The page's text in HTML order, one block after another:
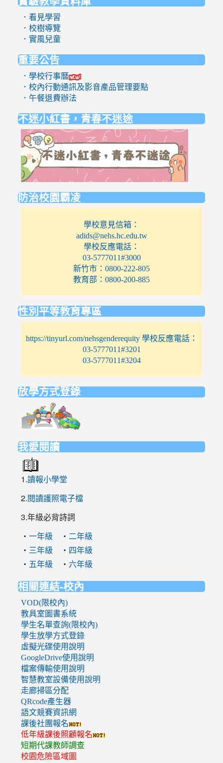
．看見學習
．校樹導覽
．實風兒童
重要公告
．學校行事曆
．校內行動通訊及影音產品管理要點
．午餐退費辦法
不迷小紅書，青春不迷途
防治校園霸凌
學校意見信箱：
adids@nehs.hc.edu.tw
學校反應電話：
03-5777011#3000
新竹市：0800-222-805
教育部：0800-200-885
性別平等教育專區
https://tinyurl.com/nehsgenderequity 學校反應電話：
03-5777011#3201
03-5777011#3204
放學方式登錄
https://elem.nehs.hc.edu.tw/traffic/
我愛閱讀
1.讀報小學堂
2.閱讀護照電子檔
3.年級必背詩詞
‧ 一年級 ‧ 二年級
‧ 三年級 ‧ 四年級
‧ 五年級 ‧ 六年級
相關連結-校內
VOD(限校內)
教具室圖書系統
學生名單查詢(限校內)
學生放學方式登錄
虛擬光碟使用說明
GoogleDrive使用說明
檔案傳輸使用說明
智慧教室設備使用說明
走廊掃區分配
QRcode產生器
語文競賽資訊網
課後社團報名
低年級課後照顧報名
短期代課教師調查
校園危險區域圖